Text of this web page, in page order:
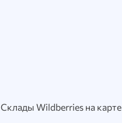
Склады Wildberries на карте